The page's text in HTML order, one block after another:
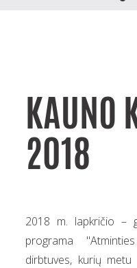
KAUNO
2018
2018 m. lapkričio –
programa
dirbtuves, kurių metu